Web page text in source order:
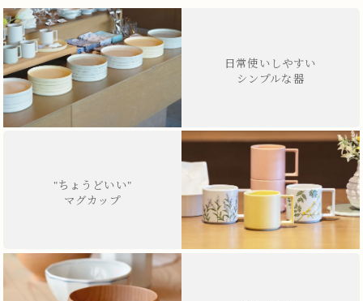
日常使いしやすい
シンプルな器
"ちょうどいい"
マグカップ